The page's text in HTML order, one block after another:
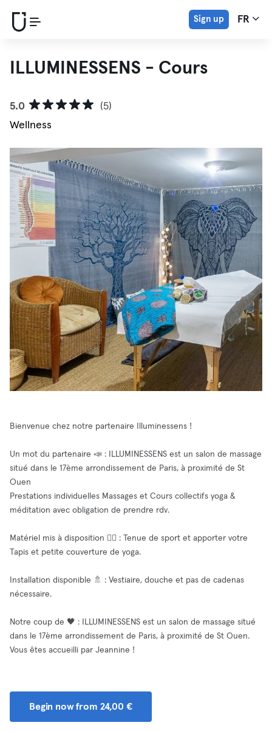
Sign up FR
ILLUMINESSENS - Cours
5.0
(5)
Wellness
Bienvenue chez notre partenaire Illuminessens !
Un mot du partenaire 📣 : ILLUMINESSENS est un salon de massage
situé dans le 17ème arrondissement de Paris, à proximité de St
Ouen
Prestations individuelles Massages et Cours collectifs yoga &
méditation avec obligation de prendre rdv.
Matériel mis à disposition 🧘‍♂️ : Tenue de sport et apporter votre
Tapis et petite couverture de yoga.
Installation disponible 🚿 : Vestiaire, douche et pas de cadenas
nécessaire.
Notre coup de 🖤 : ILLUMINESSENS est un salon de massage situé
dans le 17ème arrondissement de Paris, à proximité de St Ouen.
Vous êtes accueilli par Jeannine !
Begin now from 24,00 €